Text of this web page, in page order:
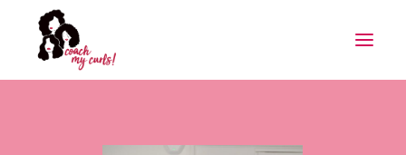
💌LA LETTRE PRIVEE